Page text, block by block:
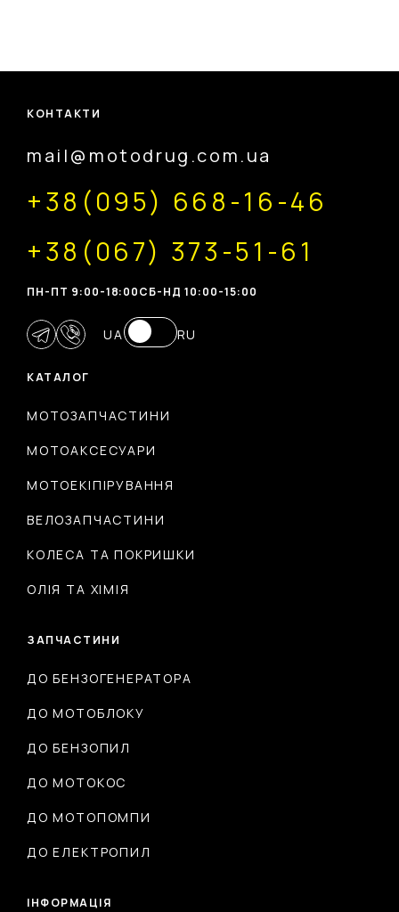
КАТАЛОГ
МОТОЗАПЧАСТИНИ
МОТОАКСЕСУАРИ
МОТОЕКІПІРУВАННЯ
ВЕЛОЗАПЧАСТИНИ
КОЛЕСА ТА ПОКРИШКИ
ОЛІЯ ТА ХІМІЯ
ЗАПЧАСТИНИ
ДО БЕНЗОГЕНЕРАТОРА
ДО МОТОБЛОКУ
ДО БЕНЗОПИЛ
ДО МОТОКОС
ДО МОТОПОМПИ
ДО ЕЛЕКТРОПИЛ
ІНФОРМАЦІЯ
КОНТАКТИ
mail@motodrug.com.ua
+38(095) 668-16-46
+38(067) 373-51-61
ПН-ПТ 9:00-18:00CБ-НД 10:00-15:00
UA RU